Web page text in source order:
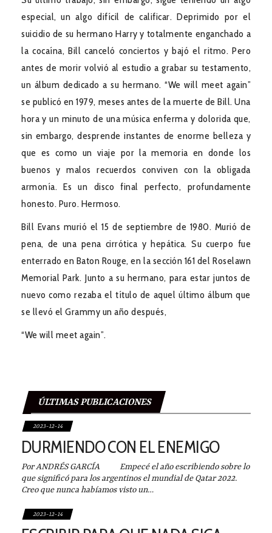
especial, un algo difícil de calificar. Deprimido por el
suicidio de su hermano Harry y totalmente enganchado a
la cocaína, Bill canceló conciertos y bajó el ritmo. Pero
antes de morir volvió al estudio a grabar su testamento,
un álbum dedicado a su hermano. “We will meet again”
se publicó en 1979, meses antes de la muerte de Bill. Una
hora y un minuto de una música enferma y dolorida que,
sin embargo, desprende instantes de enorme belleza y
que es como un viaje por la memoria en donde los
buenos y malos recuerdos conviven con la obligada
armonía. Es un disco final perfecto, profundamente
honesto. Puro. Hermoso.
Bill Evans murió el 15 de septiembre de 1980. Murió de
pena, de una pena cirrótica y hepática. Su cuerpo fue
enterrado en Baton Rouge, en la sección 161 del Roselawn
Memorial Park. Junto a su hermano, para estar juntos de
nuevo como rezaba el título de aquel último álbum que
se llevó el Grammy un año después,
“We will meet again”.
ÚLTIMAS PUBLICACIONES
2023-12-14
DURMIENDO CON EL ENEMIGO
Por ANDRÉS GARCÍA Empecé el año escribiendo sobre lo
que significó para los argentinos el mundial de Qatar 2022.
Creo que nunca habíamos visto un…
2023-12-14